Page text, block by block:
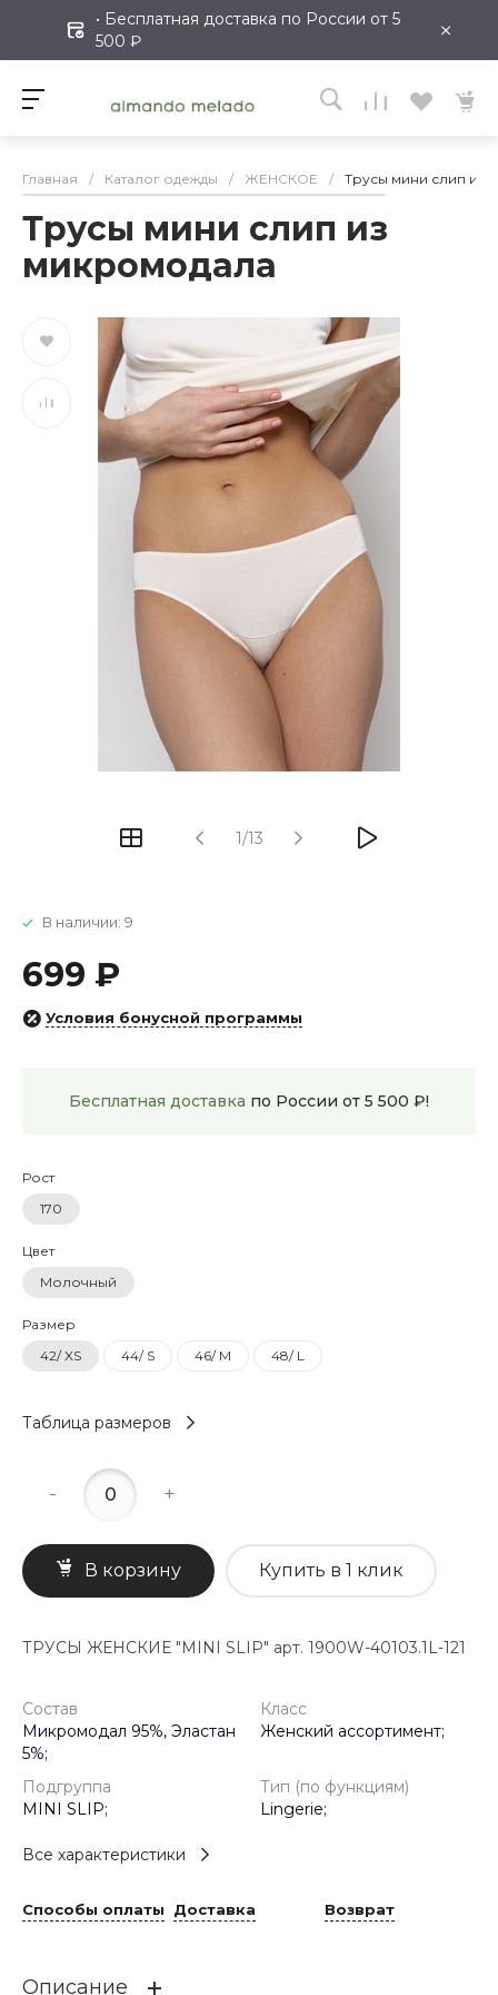
• Бесплатная доставка по России от 5
500 ₽
×
Главная / Каталог одежды / ЖЕНСКОЕ / Трусы мини слип из
Трусы мини слип из
микромодала
1/13
В наличии: 9
699 ₽
Условия бонусной программы
Бесплатная доставка по России от 5 500 ₽!
Рост
170
Цвет
Молочный
Размер
42/ XS
44/ S 46/ M 48/ L
Таблица размеров
- +
В корзину Купить в 1 клик
ТРУСЫ ЖЕНСКИЕ "MINI SLIP" арт. 1900W-40103.1L-121
Состав
Микромодал 95%, Эластан
5%;
Класс
Женский ассортимент;
Подгруппа
MINI SLIP;
Тип (по функциям)
Lingerie;
Все характеристики
Способы оплаты Доставка Возврат
Описание